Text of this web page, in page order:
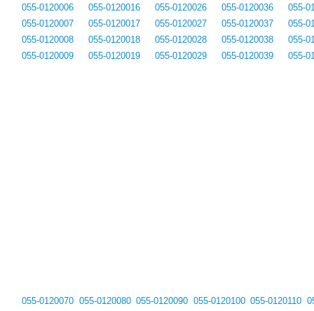
055-0120006
055-0120007
055-0120008
055-0120009
055-0120016
055-0120017
055-0120018
055-0120019
055-0120026
055-0120027
055-0120028
055-0120029
055-0120036
055-0120037
055-0120038
055-0120039
055-
055-
055-
055-
055-0120070 055-0120080 055-0120090 055-0120100 055-0120110